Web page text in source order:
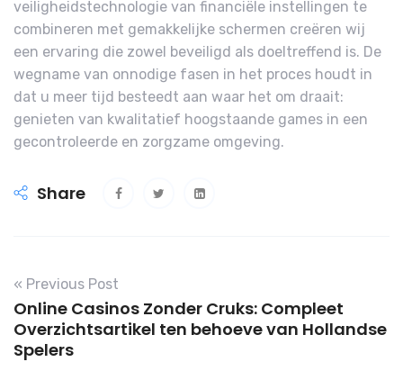
veiligheidstechnologie van financiële instellingen te
combineren met gemakkelijke schermen creëren wij
een ervaring die zowel beveiligd als doeltreffend is. De
wegname van onnodige fasen in het proces houdt in
dat u meer tijd besteedt aan waar het om draait:
genieten van kwalitatief hoogstaande games in een
gecontroleerde en zorgzame omgeving.
Share
« Previous Post
Online Casinos Zonder Cruks: Compleet
Overzichtsartikel ten behoeve van Hollandse
Spelers